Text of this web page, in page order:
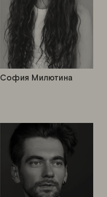
София Милютина